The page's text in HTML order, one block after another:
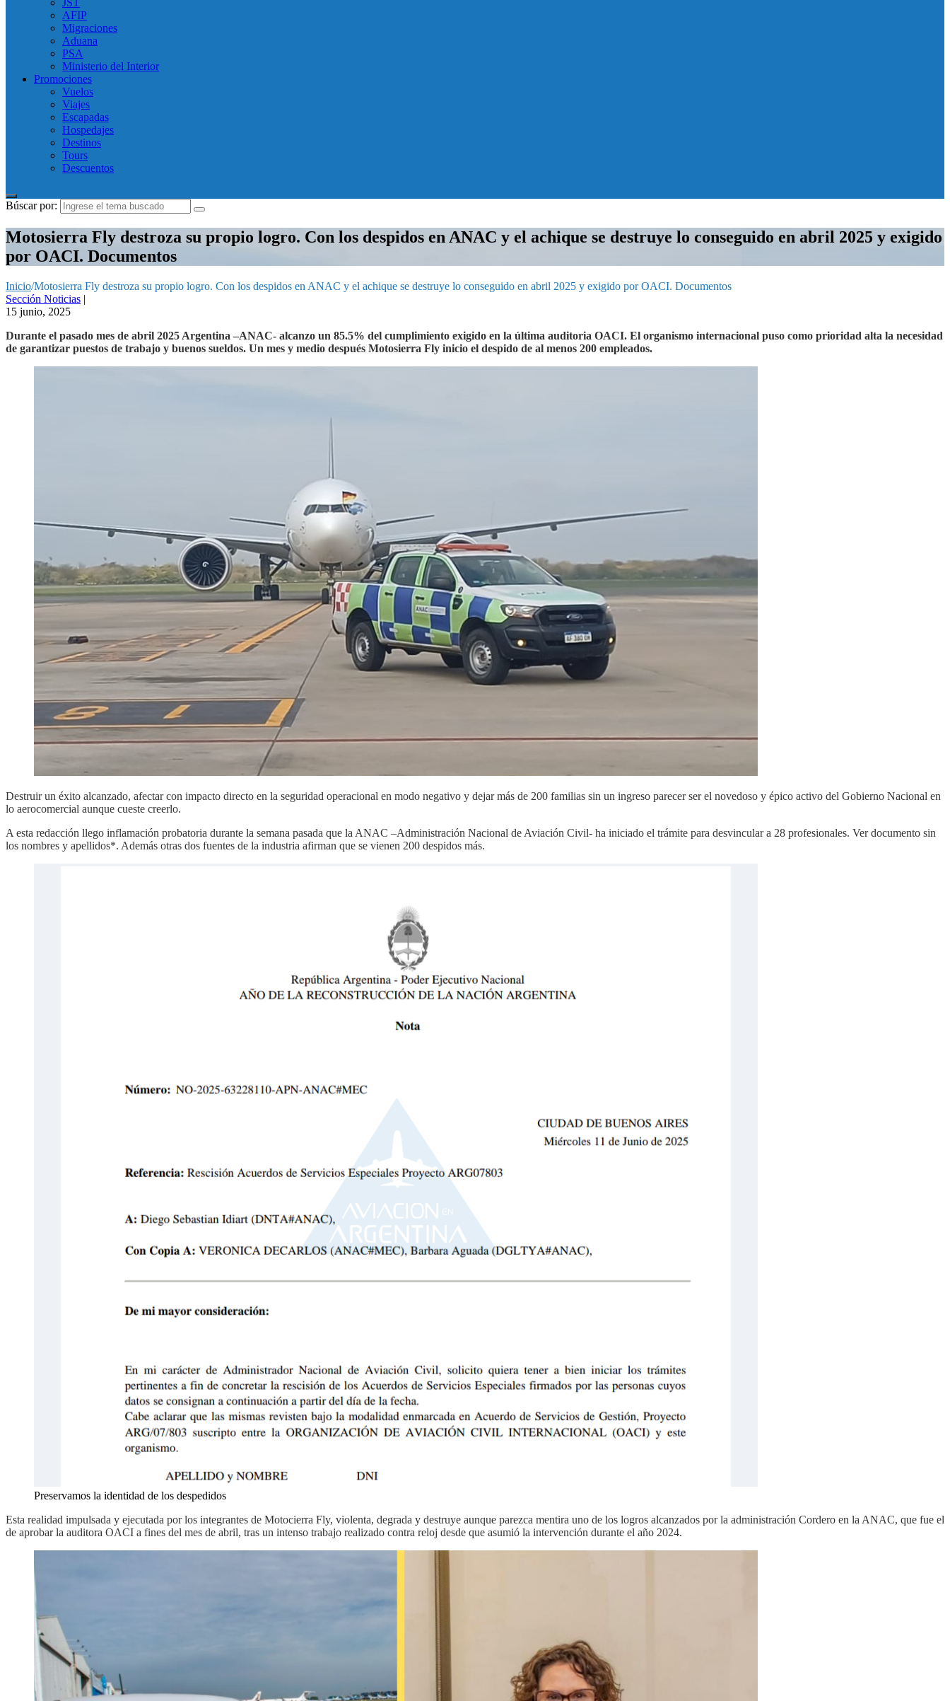
JST
AFIP
Migraciones
Aduana
PSA
Ministerio del Interior
Promociones
Vuelos
Viajes
Escapadas
Hospedajes
Destinos
Tours
Descuentos
Búscar por:
Motosierra Fly destroza su propio logro. Con los despidos en ANAC y el achique se destruye lo conseguido en abril 2025 y exigido
por OACI. Documentos
Inicio/Motosierra Fly destroza su propio logro. Con los despidos en ANAC y el achique se destruye lo conseguido en abril 2025 y exigido por OACI. Documentos
Sección Noticias |
15 junio, 2025
Durante el pasado mes de abril 2025 Argentina –ANAC- alcanzo un 85.5% del cumplimiento exigido en la última auditoria OACI. El organismo internacional puso como prioridad alta la necesidad
de garantizar puestos de trabajo y buenos sueldos. Un mes y medio después Motosierra Fly inicio el despido de al menos 200 empleados.
Destruir un éxito alcanzado, afectar con impacto directo en la seguridad operacional en modo negativo y dejar más de 200 familias sin un ingreso parecer ser el novedoso y épico activo del Gobierno Nacional en
lo aerocomercial aunque cueste creerlo.
A esta redacción llego inflamación probatoria durante la semana pasada que la ANAC –Administración Nacional de Aviación Civil- ha iniciado el trámite para desvincular a 28 profesionales. Ver documento sin
los nombres y apellidos*. Además otras dos fuentes de la industria afirman que se vienen 200 despidos más.
Preservamos la identidad de los despedidos
Esta realidad impulsada y ejecutada por los integrantes de Motocierra Fly, violenta, degrada y destruye aunque parezca mentira uno de los logros alcanzados por la administración Cordero en la ANAC, que fue el
de aprobar la auditora OACI a fines del mes de abril, tras un intenso trabajo realizado contra reloj desde que asumió la intervención durante el año 2024.